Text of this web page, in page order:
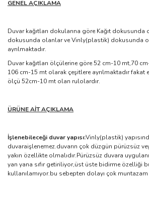
GENEL AÇIKLAMA
Duvar kağıtları dokularına göre Kağıt
dokusunda olanlar ve Vinly(plastik) dokusunda
ayrılmaktadır.
Duvar kağıtları ölçülerine göre 52 cm-10 mt,70
106 cm-15 mt olarak çeşitlere ayrılmaktadır fakat
ölçü 52cm-10 mt olan rulolardır.
ÜRÜNE AİT AÇIKLAMA
İşlenebileceği duvar yapısı:Vinly(plastik)
duvaraişlenemez.duvarın çok düzgün pürüzsüz
yakın özellikte olmalıdır.Pürüzsüz duvara
yan yana sıfır getiriliyor,üst üste bidirme özelliği
kullanılamıyor.bu sebepten dolayı çok